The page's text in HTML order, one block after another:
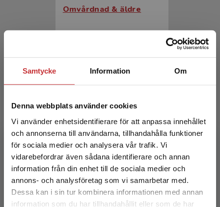
Samtycke Information Om
Denna webbplats använder cookies
Vi använder enhetsidentifierare för att anpassa innehållet
och annonserna till användarna, tillhandahålla funktioner
för sociala medier och analysera vår trafik. Vi
vidarebefordrar även sådana identifierare och annan
information från din enhet till de sociala medier och
annons- och analysföretag som vi samarbetar med.
Dessa kan i sin tur kombinera informationen med annan
information som du har tillhandahållit eller som de har
Begränsad fraktregion
Omvårdnad & äldre
Blomqvist, Kerstin m.fl. (red.)
Exkl. moms: 364 kr
Omvårdnad & äldre
Blomqvist, Kerstin m.fl. (red.)